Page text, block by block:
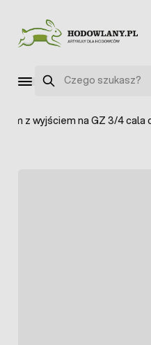
Szukaj
mm z wyjściem na GZ 3/4